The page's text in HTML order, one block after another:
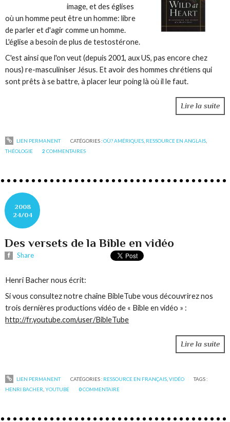
image, et des églises
où un homme peut être un homme: libre
de parler et d'agir comme un homme.
L'église a besoin de plus de testostérone.
C'est ainsi que l'on veut (depuis 2001, aux US, pas encore chez
nous) re-masculiniser Jésus. Et avoir des hommes chrétiens qui
sont prêts à se battre, à placer leur poing là où il le faut.
Lire la suite
LIEN PERMANENT CATÉGORIES :OÙ? AMÉRIQUES, RESSOURCE EN ANGLAIS,
THÉOLOGIE
2 COMMENTAIRES
2008
24/04
Des versets de la Bible en vidéo
Share
Henri Bacher nous écrit:
Si vous consultez notre chaîne BibleTube vous découvrirez nos
trois dernières productions vidéo de « Bible en vidéo » :
http://fr.youtube.com/user/BibleTube
Lire la suite
LIEN PERMANENT CATÉGORIES : RESSOURCE EN FRANÇAIS, VIDÉO
TAGS :
HENRI BACHER ,YOUTUBE 0COMMENTAIRE